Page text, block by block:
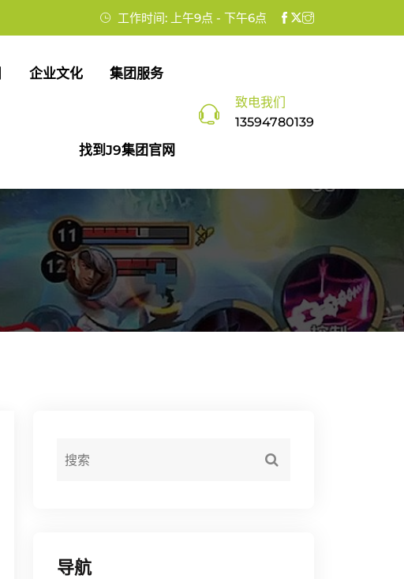
工作时间: 上午9点 - 下午6点
企业文化 集团服务
找到J9集团官网
致电我们
13594780139
导航